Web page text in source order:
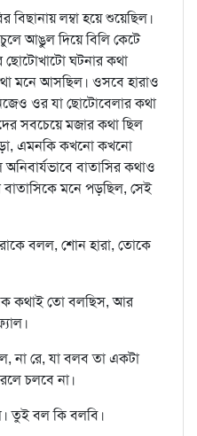
লম্বা হয়ে শুয়েছিল।
আঙুল দিয়ে বিলি কেটে
ছোটোখাটো ঘটনার কথা
মনে আসছিল। ওসবে হারাও
ওর যা ছোটোবেলার কথা
সবচেয়ে মজার কথা ছিল
এমনকি কখনো কখনো
বাতাসির কথাও
বাতাসিকে মনে পড়ছিল, সেই
বলল, শোন হারা, তোকে
কথাই তো বলছিস, আর
না রে, যা বলব তা একটা
চলবে না।
তুই বল কি বলবি।